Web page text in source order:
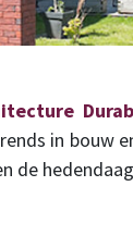
in bouw
de